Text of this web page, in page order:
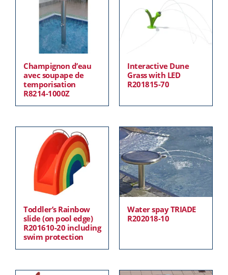
Champignon d’eau
avec soupape de
temporisation
R8214-1000Z
Interactive Dune
Grass with LED
R201815-70
Toddler’s Rainbow
slide (on pool edge)
R201610-20 including
swim protection
Water spay TRIADE
R202018-10